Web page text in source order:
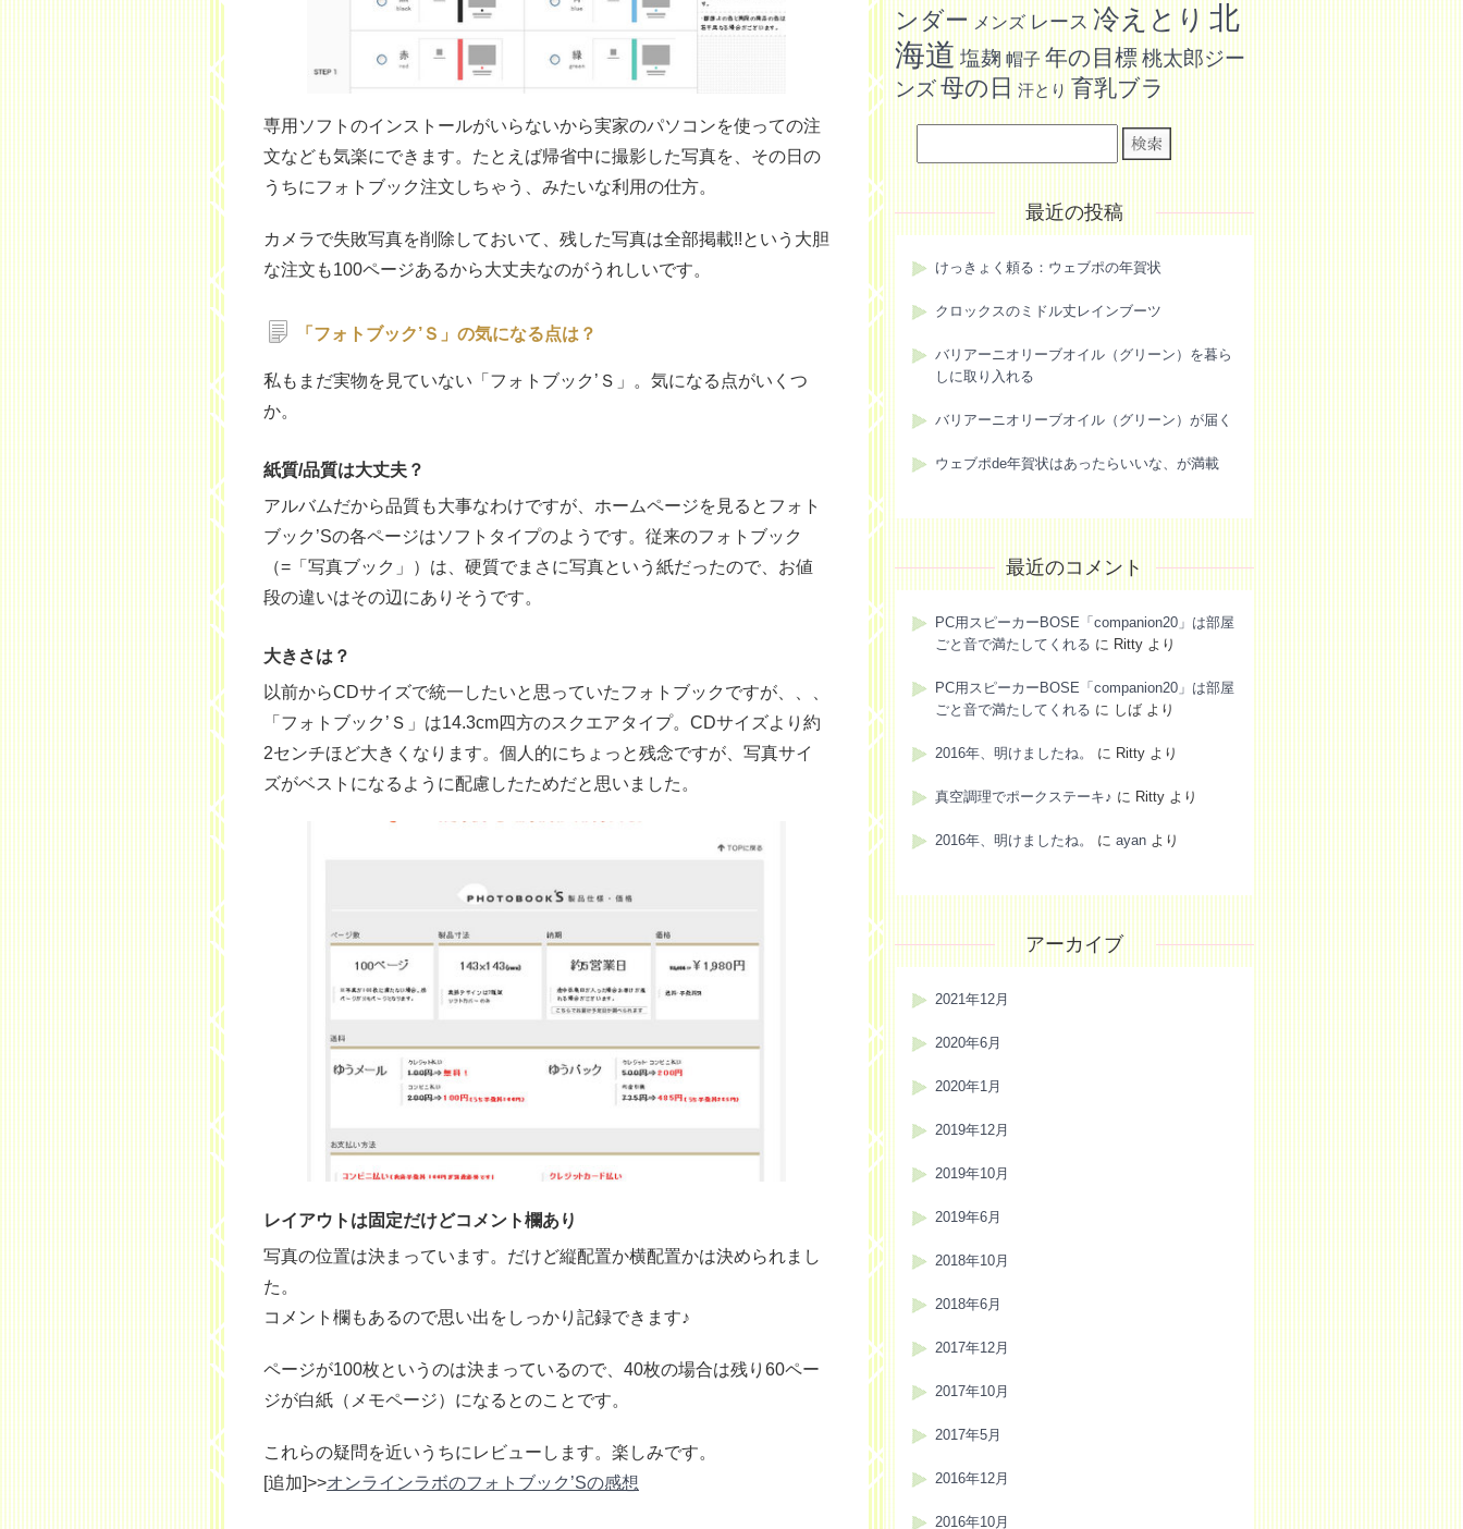
専用ソフトのインストールがいらないから実家のパソコンを使っての注
文なども気楽にできます。たとえば帰省中に撮影した写真を、その日の
うちにフォトブック注文しちゃう、みたいな利用の仕方。
カメラで失敗写真を削除しておいて、残した写真は全部掲載!!という大胆
な注文も100ページあるから大丈夫なのがうれしいです。
「フォトブック’Ｓ」の気になる点は？
私もまだ実物を見ていない「フォトブック’Ｓ」。気になる点がいくつ
か。
紙質/品質は大丈夫？
アルバムだから品質も大事なわけですが、ホームページを見るとフォト
ブック’Sの各ページはソフトタイプのようです。従来のフォトブック
（=「写真ブック」）は、硬質でまさに写真という紙だったので、お値
段の違いはその辺にありそうです。
大きさは？
以前からCDサイズで統一したいと思っていたフォトブックですが、、、
「フォトブック’Ｓ」は14.3cm四方のスクエアタイプ。CDサイズより約
2センチほど大きくなります。個人的にちょっと残念ですが、写真サイ
ズがベストになるように配慮したためだと思いました。
レイアウトは固定だけどコメント欄あり
写真の位置は決まっています。だけど縦配置か横配置かは決められまし
た。
コメント欄もあるので思い出をしっかり記録できます♪
ページが100枚というのは決まっているので、40枚の場合は残り60ペー
ジが白紙（メモページ）になるとのことです。
これらの疑問を近いうちにレビューします。楽しみです。
[追加]>>オンラインラボのフォトブック’Sの感想
ンダー メンズ レース 冷えとり 北
海道 塩麹 帽子 年の目標 桃太郎ジー
ンズ母の日 汗とり 育乳ブラ
最近の投稿
けっきょく頼る：ウェブポの年賀状
クロックスのミドル丈レインブーツ
バリアーニオリーブオイル（グリーン）を暮ら
しに取り入れる
バリアーニオリーブオイル（グリーン）が届く
ウェブポde年賀状はあったらいいな、が満載
最近のコメント
PC用スピーカーBOSE「companion20」は部屋
ごと音で満たしてくれる に Ritty より
PC用スピーカーBOSE「companion20」は部屋
ごと音で満たしてくれる に しば より
2016年、明けましたね。 に Ritty より
真空調理でポークステーキ♪ に Ritty より
2016年、明けましたね。 に ayan より
アーカイブ
2021年12月
2020年6月
2020年1月
2019年12月
2019年10月
2019年6月
2018年10月
2018年6月
2017年12月
2017年10月
2017年5月
2016年12月
2016年10月